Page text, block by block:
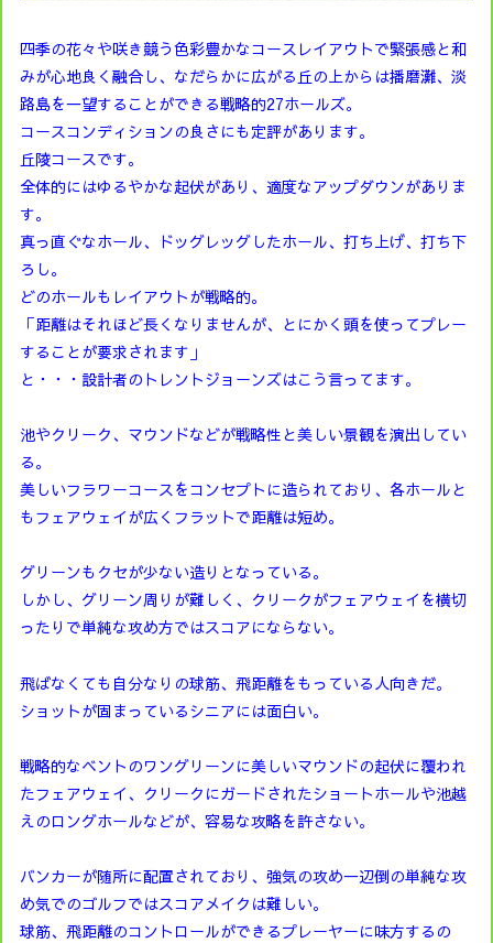
四季の花々や咲き競う色彩豊かなコースレイアウトで緊張感と和
みが心地良く融合し、なだらかに広がる丘の上からは播磨灘、淡
路島を一望することができる戦略的27ホールズ。
コースコンディションの良さにも定評があります。
丘陵コースです。
全体的にはゆるやかな起伏があり、適度なアップダウンがありま
す。
真っ直ぐなホール、ドッグレッグしたホール、打ち上げ、打ち下
ろし。
どのホールもレイアウトが戦略的。
「距離はそれほど長くなりませんが、とにかく頭を使ってプレー
することが要求されます」
と・・・設計者のトレントジョーンズはこう言ってます。
池やクリーク、マウンドなどが戦略性と美しい景観を演出してい
る。
美しいフラワーコースをコンセプトに造られており、各ホールと
もフェアウェイが広くフラットで距離は短め。
グリーンもクセが少ない造りとなっている。
しかし、グリーン周りが難しく、クリークがフェアウェイを横切
ったりで単純な攻め方ではスコアにならない。
飛ばなくても自分なりの球筋、飛距離をもっている人向きだ。
ショットが固まっているシニアには面白い。
戦略的なベントのワングリーンに美しいマウンドの起伏に覆われ
たフェアウェイ、クリークにガードされたショートホールや池越
えのロングホールなどが、容易な攻略を許さない。
バンカーが随所に配置されており、強気の攻め一辺倒の単純な攻
め気でのゴルフではスコアメイクは難しい。
球筋、飛距離のコントロールができるプレーヤーに味方するの